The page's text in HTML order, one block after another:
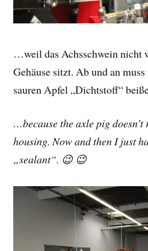
…weil das Achsschwein nicht
Gehäuse sitzt. Ab und an
sauren Apfel „Dichtstoff“
…because the axle pig
housing. Now and then I just
„sealant“. 😉 😉